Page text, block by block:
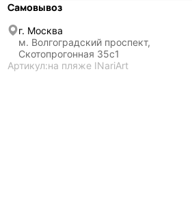
Самовывоз
г. Москва
м. Волгоградский проспект,
Скотопрогонная 35с1
Артикул:на пляже INariArt